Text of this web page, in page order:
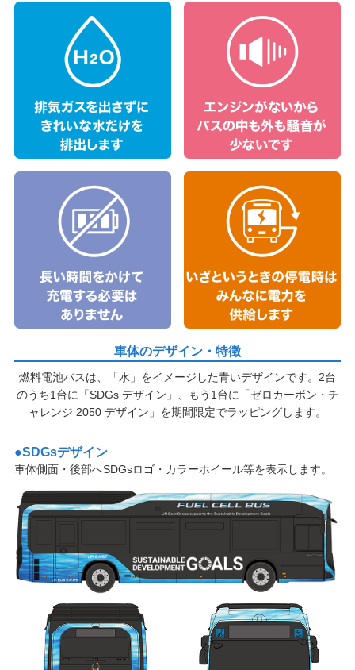
車体のデザイン・特徴
燃料電池バスは、「水」をイメージした青いデザインです。2台
のうち1台に「SDGs デザイン」、もう1台に「ゼロカーボン・チ
ャレンジ 2050 デザイン」を期間限定でラッピングします。
SDGsデザイン
車体側面・後部へSDGsロゴ・カラーホイール等を表示します。